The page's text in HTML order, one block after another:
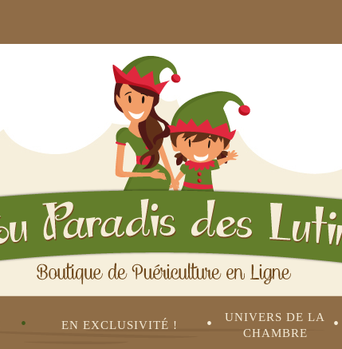
• EN EXCLUSIVITÉ ! •
UNIVERS DE LA
CHAMBRE
•